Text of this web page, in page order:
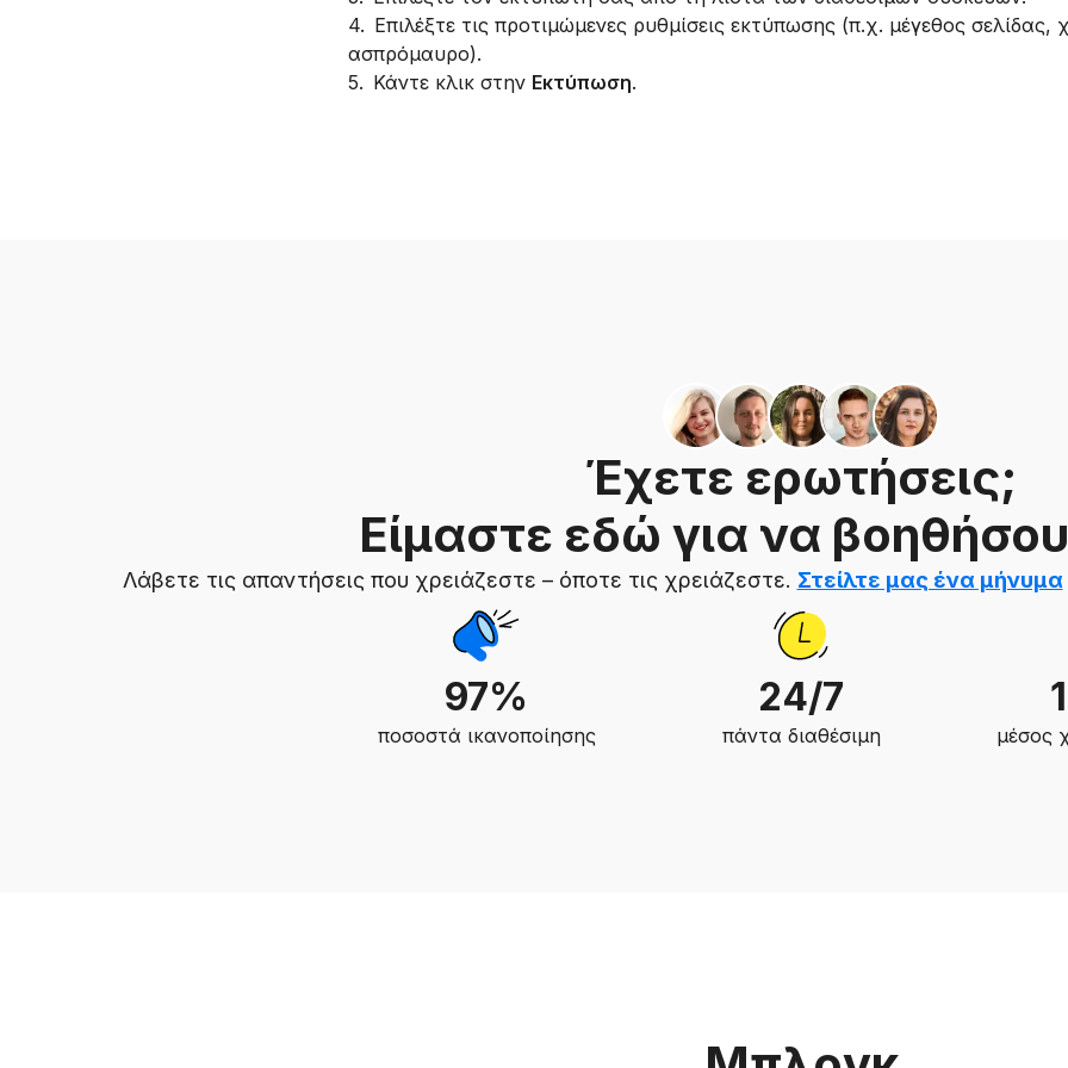
4. Επιλέξτε τις προτιμώμενες ρυθμίσεις εκτύπωσης (π.χ. μέγεθος
ασπρόμαυρο).
5. Κάντε κλικ στην Εκτύπωση.
Έχετε ερωτήσεις;
Είμαστε εδώ για να
Λάβετε τις απαντήσεις που χρειάζεστε – όποτε τις χρειάζεστε. Στείλτε μας ένα μήνυμα
97%
ποσοστά ικανοποίησης
24/7
πάντα διαθέσιμη μέσος